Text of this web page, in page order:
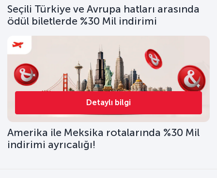
Seçili Türkiye ve Avrupa hatları arasında
ödül biletlerde %30 Mil indirimi
Detaylı bilgi
Amerika ile Meksika rotalarında %30 Mil
indirimi ayrıcalığı!